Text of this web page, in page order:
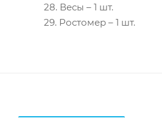
28. Весы – 1 шт.
29. Ростомер – 1 шт.